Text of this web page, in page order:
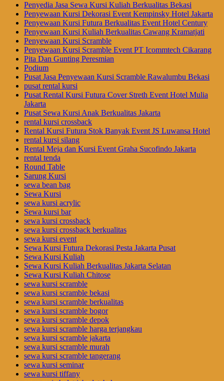
Penyedia Jasa Sewa Kursi Kuliah Berkualitas Bekasi
Penyewaan Kursi Dekorasi Event Kempinsky Hotel Jakarta
Penyewaan Kursi Futura Berkualitas Event Hotel Century
Penyewaan Kursi Kuliah Berkualitas Cawang Kramatjati
Penyewaan Kursi Scramble
Penyewaan Kursi Scramble Event PT Icommtech Cikarang
Pita Dan Gunting Peresmian
Podium
Pusat Jasa Penyewaan Kursi Scramble Rawalumbu Bekasi
pusat rental kursi
Pusat Rental Kursi Futura Cover Streth Event Hotel Mulia
Jakarta
Pusat Sewa Kursi Anak Berkualitas Jakarta
rental kursi crossback
Rental Kursi Futura Stok Banyak Event JS Luwansa Hotel
rental kursi silang
Rental Meja dan Kursi Event Graha Sucofindo Jakarta
rental tenda
Round Table
Sarung Kursi
sewa bean bag
Sewa Kursi
sewa kursi acrylic
Sewa kursi bar
sewa kursi crossback
sewa kursi crossback berkualitas
sewa kursi event
Sewa Kursi Futura Dekorasi Pesta Jakarta Pusat
Sewa Kursi Kuliah
Sewa Kursi Kuliah Berkualitas Jakarta Selatan
Sewa Kursi Kuliah Chitose
sewa kursi scramble
sewa kursi scramble bekasi
sewa kursi scramble berkualitas
sewa kursi scramble bogor
sewa kursi scramble depok
sewa kursi scramble harga terjangkau
sewa kursi scramble jakarta
sewa kursi scramble murah
sewa kursi scramble tangerang
sewa kursi seminar
sewa kursi tiffany